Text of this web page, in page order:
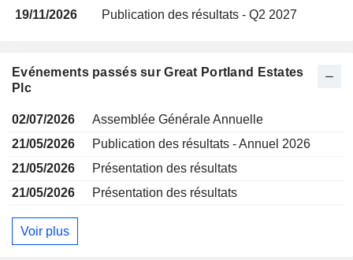
19/11/2026 Publication des résultats - Q2 2027
Evénements passés sur Great Portland Estates
Plc
02/07/2026
Assemblée Générale Annuelle
21/05/2026
Publication des résultats - Annuel 2026
21/05/2026
Présentation des résultats
21/05/2026
Présentation des résultats
Voir plus